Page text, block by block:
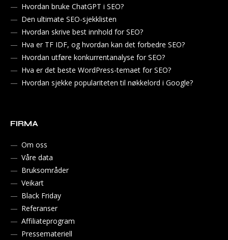
Hvordan bruke ChatGPT i SEO?
Den ultimate SEO-sjekklisten
Hvordan skrive best innhold for SEO?
Hva er TF IDF, og hvordan kan det forbedre SEO?
Hvordan utføre konkurrentanalyse for SEO?
Hva er det beste WordPress-temaet for SEO?
Hvordan sjekke populariteten til nøkkelord i Google?
FIRMA
Om oss
Våre data
Bruksområder
Veikart
Black Friday
Referanser
Affiliateprogram
Pressemateriell